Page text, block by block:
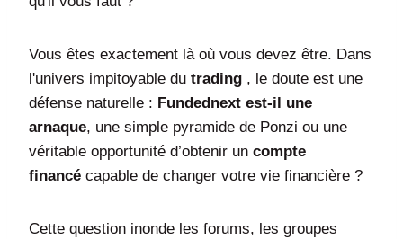
Vous êtes exactement là où vous devez être. Dans
l'univers impitoyable du trading , le doute est une
défense naturelle : Fundednext est-il une
arnaque, une simple pyramide de Ponzi ou une
véritable opportunité d’obtenir un compte
financé capable de changer votre vie financière ?
Cette question inonde les forums, les groupes